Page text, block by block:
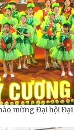
mừng Đại hội